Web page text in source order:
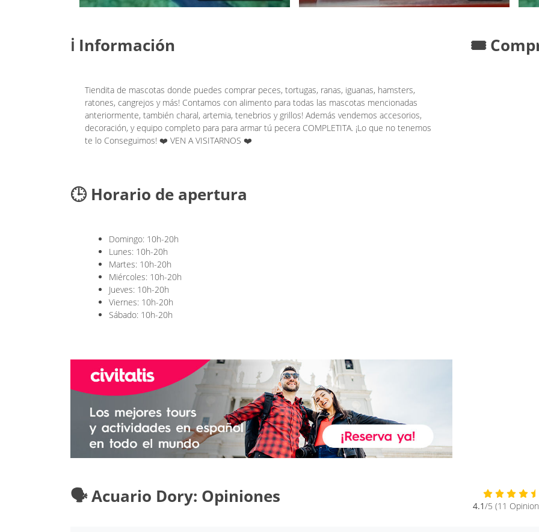
ℹ️ Información
Tiendita de mascotas donde puedes comprar peces, tortugas, ranas, iguanas, hamsters,
ratones, cangrejos y más! Contamos con alimento para todas las mascotas mencionadas
anteriormente, también charal, artemia, tenebrios y grillos! Además vendemos accesorios,
decoración, y equipo completo para para armar tú pecera COMPLETITA. ¡Lo que no tenemos
te lo Conseguimos! ❤️ VEN A VISITARNOS ❤️
🕒 Horario de apertura
Domingo: 10h-20h
Lunes: 10h-20h
Martes: 10h-20h
Miércoles: 10h-20h
Jueves: 10h-20h
Viernes: 10h-20h
Sábado: 10h-20h
🎟️
🗣️ Acuario Dory: Opiniones 4.1/5 (11